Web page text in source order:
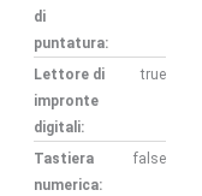
di
puntatura:
Lettore di
impronte
digitali:
true
Tastiera
numerica:
false